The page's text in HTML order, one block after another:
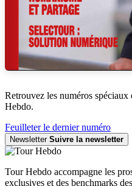
Retrouvez les numéros
Hebdo.
Feuilleter le dernier numéro
Newsletter Suivre la newsletter
Tour Hebdo accompagne les
exclusives et des benchmarks